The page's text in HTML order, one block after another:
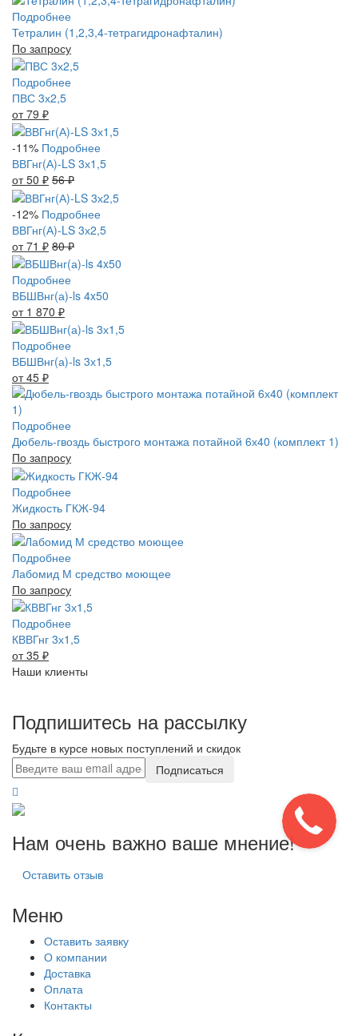
Подробнее
Тетралин (1,2,3,4-тетрагидронафталин)
По запросу
Подробнее
ПВС 3х2,5
от 79 ₽
-11% Подробнее
ВВГнг(А)-LS 3х1,5
от 50 ₽ 56₽
-12% Подробнее
ВВГнг(А)-LS 3х2,5
от 71 ₽ 80₽
Подробнее
ВБШВнг(а)-ls 4x50
от 1 870 ₽
Подробнее
ВБШВнг(а)-ls 3х1,5
от 45 ₽
Подробнее
Дюбель-гвоздь быстрого монтажа потайной 6х40 (комплект 1)
По запросу
Подробнее
Жидкость ГКЖ-94
По запросу
Подробнее
Лабомид М средство моющее
По запросу
Подробнее
КВВГнг 3х1,5
от 35 ₽
Наши клиенты
Подпишитесь на рассылку
Будьте в курсе новых поступлений и скидок
Подписаться
Нам очень важно ваше мнение!
Оставить отзыв
Меню
Оставить заявку
О компании
Доставка
Оплата
Контакты